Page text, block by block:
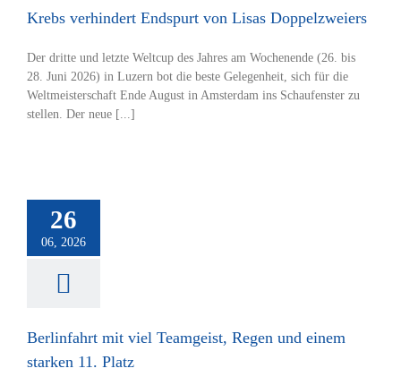
Krebs verhindert Endspurt von Lisas Doppelzweiers
Der dritte und letzte Weltcup des Jahres am Wochenende (26. bis
28. Juni 2026) in Luzern bot die beste Gelegenheit, sich für die
Weltmeisterschaft Ende August in Amsterdam ins Schaufenster zu
stellen. Der neue [...]
26
06, 2026
Hauptverein
Jugend
Berlinfahrt mit viel Teamgeist, Regen und einem
starken 11. Platz